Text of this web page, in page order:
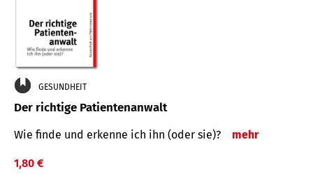
GESUNDHEIT
Der richtige Patientenanwalt
Wie finde und erkenne ich ihn (oder sie)? mehr
1,80 €